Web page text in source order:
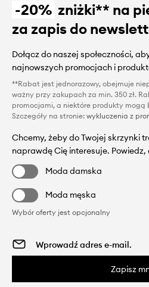
-20% zniżki** na
za zapis do
Dołącz do naszej społeczności,
najnowszych promocjach i
**Rabat jest jednorazowy, obejmuje
ważny przy zakupach za min. 350 zł.
promocjami, a niektóre produkty mogą
Szczegóły na stronie: wykluczenia z
Chcemy, żeby do Twojej skrzynki
naprawdę Cię interesuje. Powiedz,
Moda damska
Moda męska
Wybór oferty jest opcjonalny
Zapisz